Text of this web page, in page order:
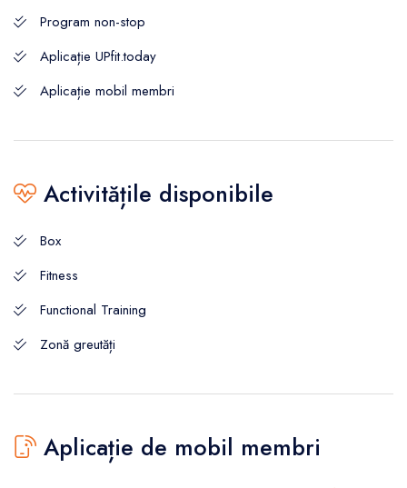
Program non-stop
Aplicație UPfit.today
Aplicație mobil membri
Activitățile disponibile
Box
Fitness
Functional Training
Zonă greutăți
Aplicație de mobil membri